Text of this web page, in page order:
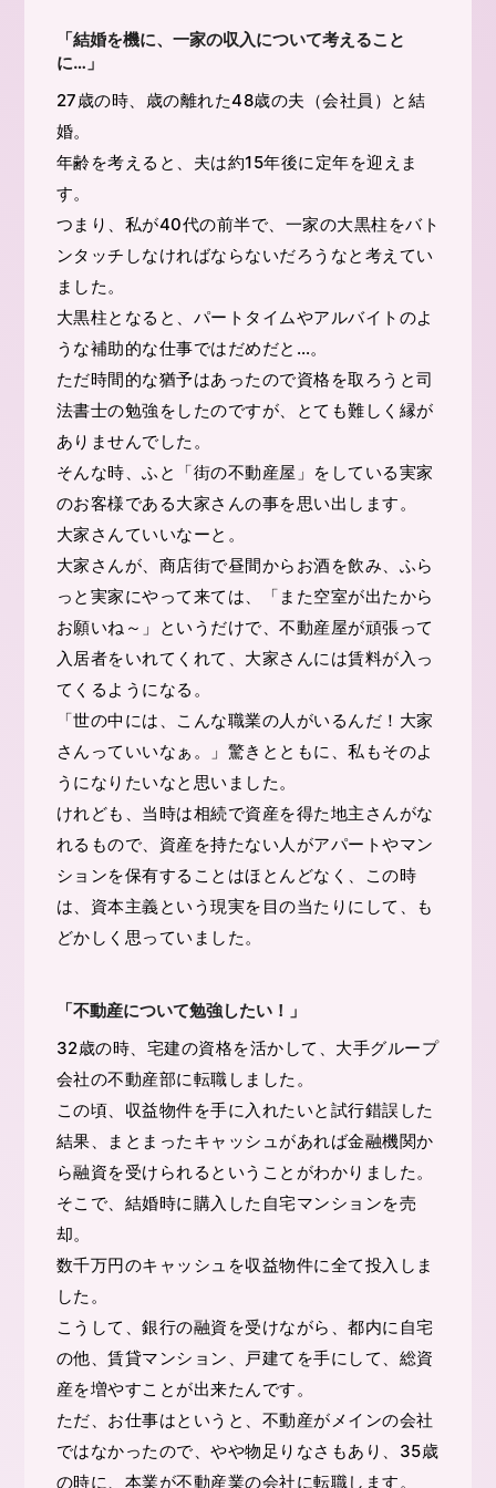
「結婚を機に、一家の収入について考えること
に…」
27歳の時、歳の離れた48歳の夫（会社員）と結
婚。
年齢を考えると、夫は約15年後に定年を迎えま
す。
つまり、私が40代の前半で、一家の大黒柱をバト
ンタッチしなければならないだろうなと考えてい
ました。
大黒柱となると、パートタイムやアルバイトのよ
うな補助的な仕事ではだめだと…。
ただ時間的な猶予はあったので資格を取ろうと司
法書士の勉強をしたのですが、とても難しく縁が
ありませんでした。
そんな時、ふと「街の不動産屋」をしている実家
のお客様である大家さんの事を思い出します。
大家さんていいなーと。
大家さんが、商店街で昼間からお酒を飲み、ふら
っと実家にやって来ては、「また空室が出たから
お願いね～」というだけで、不動産屋が頑張って
入居者をいれてくれて、大家さんには賃料が入っ
てくるようになる。
「世の中には、こんな職業の人がいるんだ！大家
さんっていいなぁ。」驚きとともに、私もそのよ
うになりたいなと思いました。
けれども、当時は相続で資産を得た地主さんがな
れるもので、資産を持たない人がアパートやマン
ションを保有することはほとんどなく、この時
は、資本主義という現実を目の当たりにして、も
どかしく思っていました。
「不動産について勉強したい！」
32歳の時、宅建の資格を活かして、大手グループ
会社の不動産部に転職しました。
この頃、収益物件を手に入れたいと試行錯誤した
結果、まとまったキャッシュがあれば金融機関か
ら融資を受けられるということがわかりました。
そこで、結婚時に購入した自宅マンションを売
却。
数千万円のキャッシュを収益物件に全て投入しま
した。
こうして、銀行の融資を受けながら、都内に自宅
の他、賃貸マンション、戸建てを手にして、総資
産を増やすことが出来たんです。
ただ、お仕事はというと、不動産がメインの会社
ではなかったので、やや物足りなさもあり、35歳
の時に、本業が不動産業の会社に転職します。